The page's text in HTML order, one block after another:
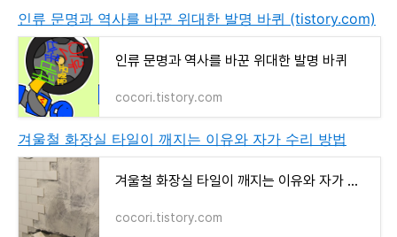
인류 문명과 역사를 바꾼 위대한 발명 바퀴 (tistory.com)
인류 문명과 역사를 바꾼 위대한 발명 바퀴
cocori.tistory.com
겨울철 화장실 타일이 깨지는 이유와 자가 수리 방법
겨울철 화장실 타일이 깨지는 이유와 자가 수리 방법
cocori.tistory.com